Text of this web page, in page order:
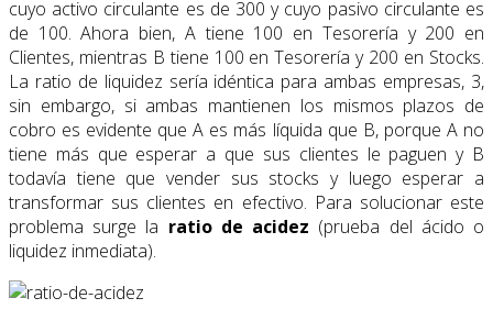
cuyo activo circulante es de 300 y cuyo pasivo circulante es
de 100. Ahora bien, A tiene 100 en Tesorería y 200 en
Clientes, mientras B tiene 100 en Tesorería y 200 en Stocks.
La ratio de liquidez sería idéntica para ambas empresas, 3,
sin embargo, si ambas mantienen los mismos plazos de
cobro es evidente que A es más líquida que B, porque A no
tiene más que esperar a que sus clientes le paguen y B
todavía tiene que vender sus stocks y luego esperar a
transformar sus clientes en efectivo. Para solucionar este
problema surge la ratio de acidez (prueba del ácido o
liquidez inmediata).